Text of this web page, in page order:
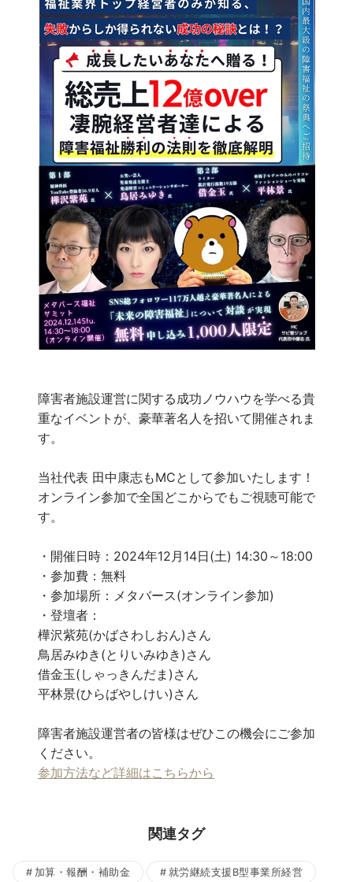
障害者施設運営に関する成功ノウハウを学べる貴
重なイベントが、豪華著名人を招いて開催されま
す。
当社代表 田中康志もMCとして参加いたします！
オンライン参加で全国どこからでもご視聴可能で
す。
・開催日時：2024年12月14日(土) 14:30～18:00
・参加費：無料
・参加場所：メタバース(オンライン参加)
・登壇者：
樺沢紫苑(かばさわしおん)さん
鳥居みゆき(とりいみゆき)さん
借金玉(しゃっきんだま)さん
平林景(ひらばやしけい)さん
障害者施設運営者の皆様はぜひこの機会にご参加
ください。
参加方法など詳細はこちらから
関連タグ
加算・報酬・補助金 就労継続支援B型事業所経営